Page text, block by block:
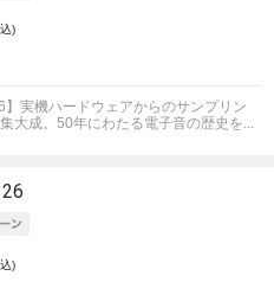
)
】実機ハードウェアからのサンプリン
大成。50年にわたる電子音の歴史を...
)